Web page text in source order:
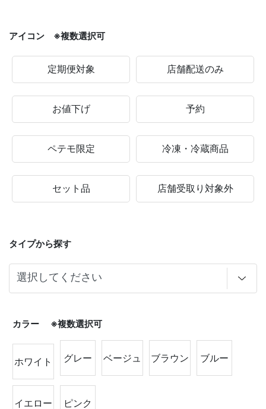
アイコン ※複数選択可
定期便対象 店舗配送のみ
お値下げ 予約
ペテモ限定 冷凍・冷蔵商品
セット品 店舗受取り対象外
タイプから探す
カラー ※複数選択可
ホワイト グレー ベージュ ブラウン ブルー
イエロー ピンク